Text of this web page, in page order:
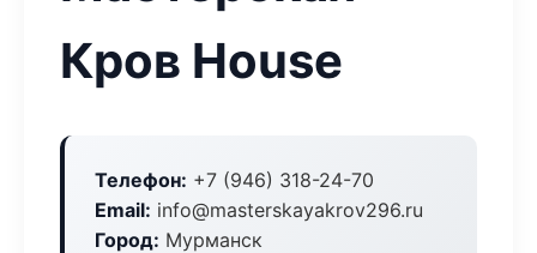
Кров House
Телефон: +7 (946) 318-24-70
Email: info@masterskayakrov296.ru
Город: Мурманск